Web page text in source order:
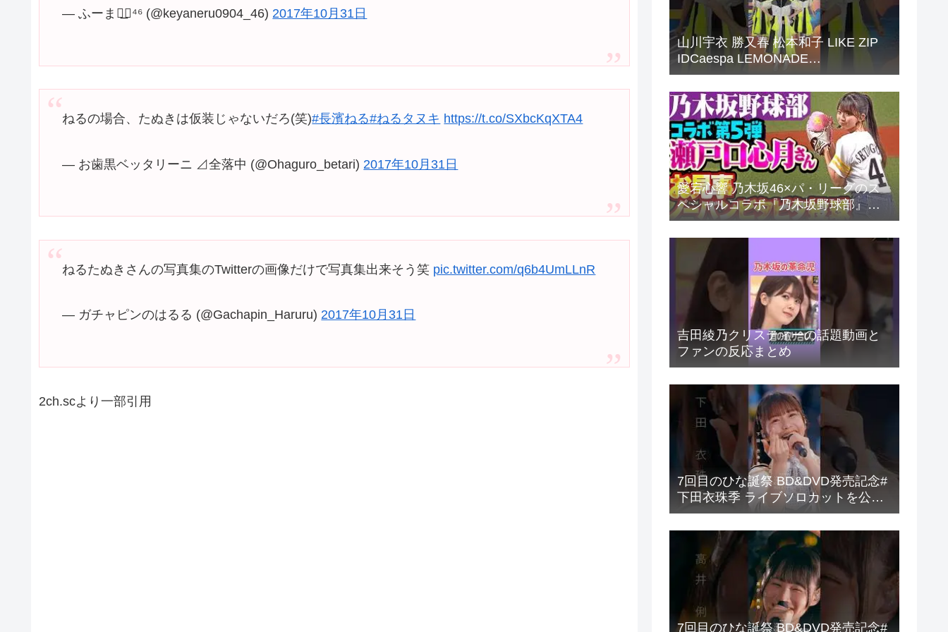
— ふーま◢͟￨⁴⁶ (@keyaneru0904_46) 2017年10月31日
ねるの場合、たぬきは仮装じゃないだろ(笑)#長濱ねる#ねるタヌキ https://t.co/SXbcKqXTA4
— お歯黒ベッタリーニ ⊿全落中 (@Ohaguro_betari) 2017年10月31日
ねるたぬきさんの写真集のTwitterの画像だけで写真集出来そう笑 pic.twitter.com/q6b4UmLLnR
— ガチャピンのはるる (@Gachapin_Haruru) 2017年10月31日
2ch.scより一部引用
山川宇衣 勝又春 松本和子 LIKE ZIP
IDCaespa LEMONADE
Sakurazaka46
愛宕心響 乃木坂46×パ・リーグのス
ペシャルコラボ『乃木坂野球部』。
パ・リーグ6球団とパシフィックリの
反応まとめ
吉田綾乃クリスティーの話題動画と
ファンの反応まとめ
7回目のひな誕祭 BD&DVD発売記念#
下田衣珠季 ライブソロカットを公開
#日向坂46 #hinatazaka46 #
7回目のひな誕祭 BD&DVD発売記念#